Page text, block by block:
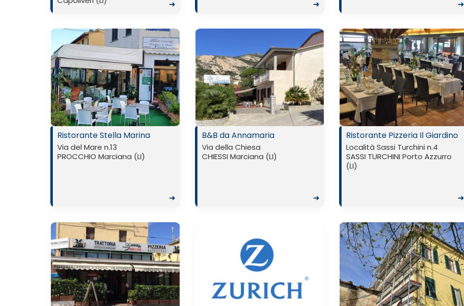
➜ ➜ ➜
Ristorante Stella Marina
Via del Mare n.13
PROCCHIO Marciana (LI)
➜
B&B da Annamaria
Via della Chiesa
CHIESSI Marciana (LI)
➜
Ristorante Pizzeria Il Giardino
Località Sassi Turchini n.4
SASSI TURCHINI Porto Azzurro
(LI)
➜